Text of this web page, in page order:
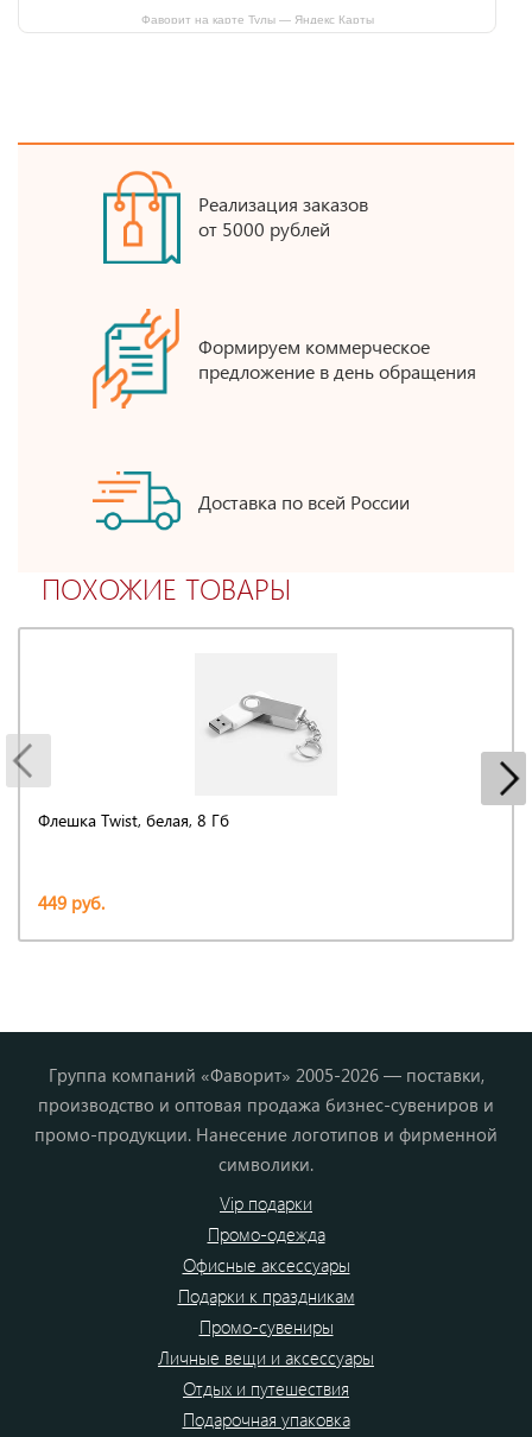
Фаворит на карте Тулы — Яндекс Карты
Реализация заказов
от 5000 рублей
Формируем коммерческое
предложение в день обращения
Доставка по всей России
ПОХОЖИЕ ТОВАРЫ
Флешка Twist, белая, 8 Гб
449 руб.
Группа компаний «Фаворит» 2005-2026 — поставки,
производство и оптовая продажа бизнес-сувениров и
промо-продукции. Нанесение логотипов и фирменной
символики.
Vip подарки
Промо-одежда
Офисные аксессуары
Подарки к праздникам
Промо-сувениры
Личные вещи и аксессуары
Отдых и путешествия
Подарочная упаковка